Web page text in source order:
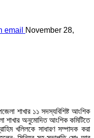
email
November 28,
শাখার ১১ সদস্যবিশিষ্ট আংশিক
শাখার অনুমোদিত আংশিক কমিটিতে
খলিলকে সাধারণ সম্পাদক করা